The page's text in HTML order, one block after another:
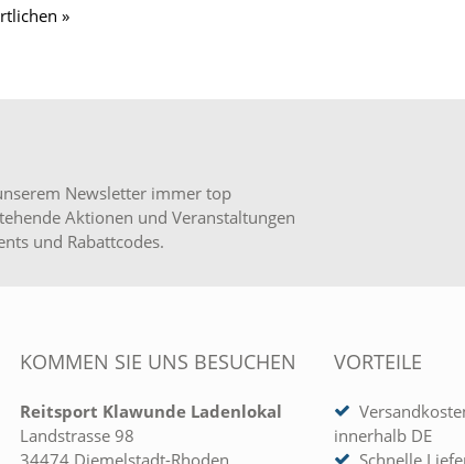
»
Newsletter immer top
Aktionen und Veranstaltungen
und Rabattcodes.
KOMMEN SIE UNS BESUCHEN
Reitsport Klawunde Ladenlokal
Landstrasse 98
34474 Diemelstadt-Rhoden
VORTEILE
innerhalb DE
Schnelle